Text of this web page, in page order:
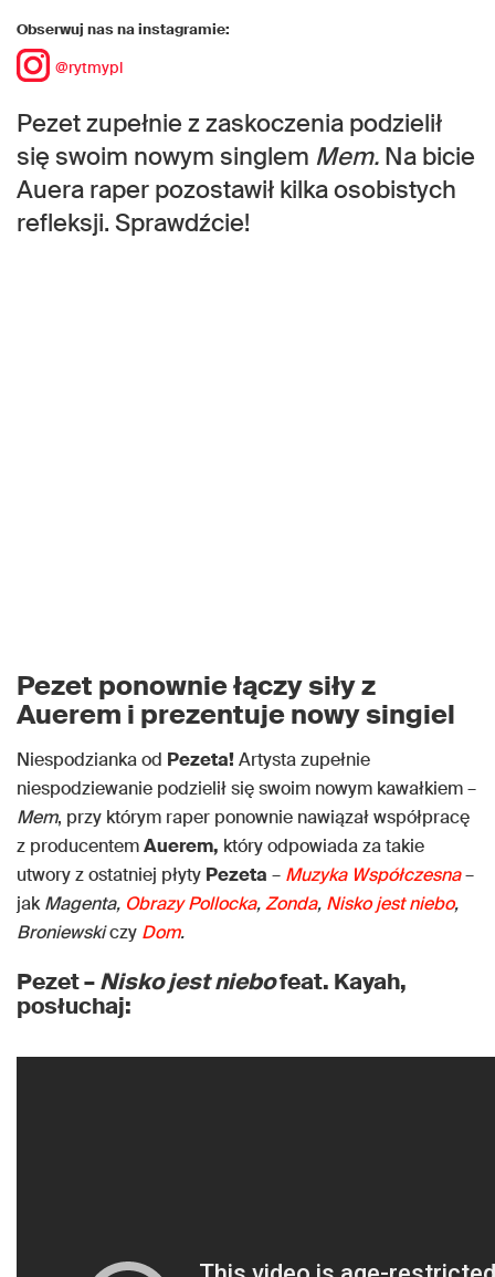
Obserwuj nas na instagramie:
@rytmypl
Pezet zupełnie z zaskoczenia podzielił
się swoim nowym singlem Mem. Na bicie
Auera raper pozostawił kilka osobistych
refleksji. Sprawdźcie!
Pezet ponownie łączy siły z
Auerem i prezentuje nowy singiel
Niespodzianka od Pezeta!Artysta zupełnie
niespodziewanie podzielił się swoim nowym kawałkiem –
Mem, przy którym raper ponownie nawiązał współpracę
z producentemAuerem, który odpowiada za takie
utwory z ostatniej płyty Pezeta – Muzyka Współczesna–
jakMagenta, Obrazy Pollocka,Zonda, Nisko jest niebo,
Broniewskiczy Dom.
Pezet –Nisko jest niebofeat. Kayah,
posłuchaj: